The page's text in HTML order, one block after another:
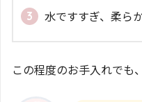
水ですすぎ、柔ら
この程度のお手入れでも